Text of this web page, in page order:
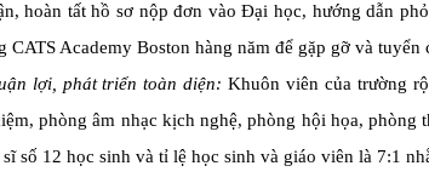
hoàn tất hồ sơ nộp đơn vào Đại học, hướng dẫn
CATS Academy Boston hàng năm để gặp gỡ và tuyển
lợi, phát triển toàn diện: Khuôn viên của trường
phòng âm nhạc kịch nghệ, phòng hội họa, phòng
số 12 học sinh và tỉ lệ học sinh và giáo viên là 7:1